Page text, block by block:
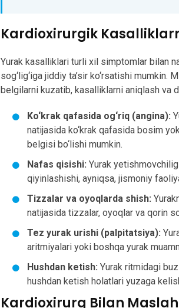
Kardioxirurgik
Yurak kasalliklari turli xil simptomlar bilan
sog‘lig‘iga jiddiy ta’sir ko‘rsatishi
belgilarni kuzatib, kasalliklarni aniqlash va
Ko‘krak qafasida og‘riq (angina):
natijasida ko‘krak qafasida bosim
belgisi bo‘lishi mumkin.
Nafas qisishi: Yurak
qiyinlashishi, ayniqsa, jismoniy
Tizzalar va oyoqlarda shish:
natijasida tizzalar, oyoqlar va qorin
Tez yurak urishi (palpitatsiya):
aritmiyalari yoki boshqa yurak
Hushdan ketish: Yurak ritmidagi
hushdan ketish holatlari yuzaga
Kardioxirurg Bilan